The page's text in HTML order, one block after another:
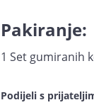
Pakiranje:
1 Set gumiranih
Podijeli s